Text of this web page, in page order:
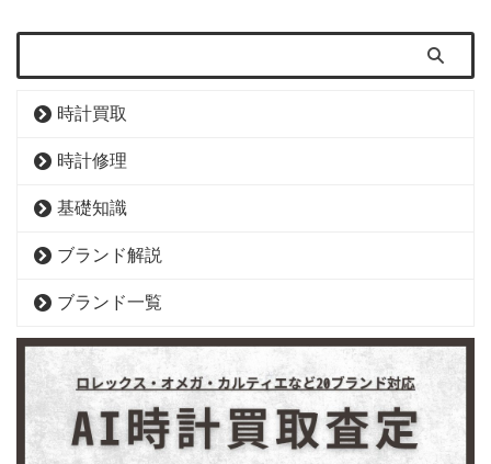
時計買取
時計修理
基礎知識
ブランド解説
ブランド一覧